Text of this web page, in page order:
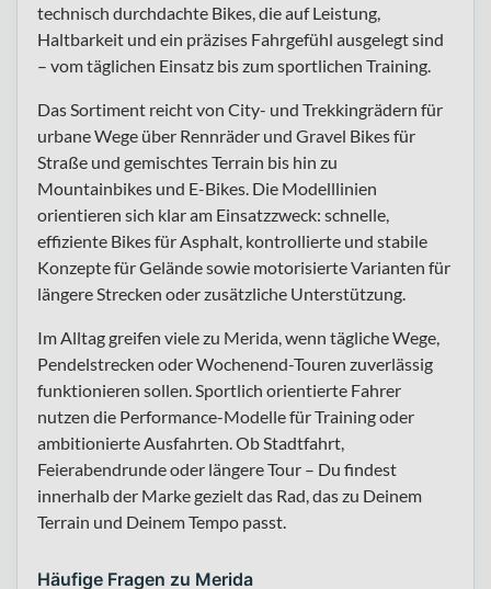
technisch durchdachte Bikes, die auf Leistung,
Haltbarkeit und ein präzises Fahrgefühl ausgelegt sind
– vom täglichen Einsatz bis zum sportlichen Training.
Das Sortiment reicht von City- und Trekkingrädern für
urbane Wege über Rennräder und Gravel Bikes für
Straße und gemischtes Terrain bis hin zu
Mountainbikes und E-Bikes. Die Modelllinien
orientieren sich klar am Einsatzzweck: schnelle,
effiziente Bikes für Asphalt, kontrollierte und stabile
Konzepte für Gelände sowie motorisierte Varianten für
längere Strecken oder zusätzliche Unterstützung.
Im Alltag greifen viele zu Merida, wenn tägliche Wege,
Pendelstrecken oder Wochenend-Touren zuverlässig
funktionieren sollen. Sportlich orientierte Fahrer
nutzen die Performance-Modelle für Training oder
ambitionierte Ausfahrten. Ob Stadtfahrt,
Feierabendrunde oder längere Tour – Du findest
innerhalb der Marke gezielt das Rad, das zu Deinem
Terrain und Deinem Tempo passt.
Häufige Fragen zu Merida